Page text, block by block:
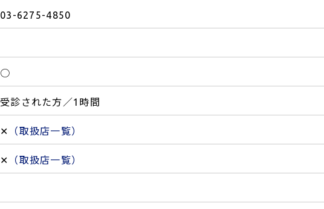
03-6275-4850
○
受診された方／1時間
✕ （取扱店一覧）
✕ （取扱店一覧）